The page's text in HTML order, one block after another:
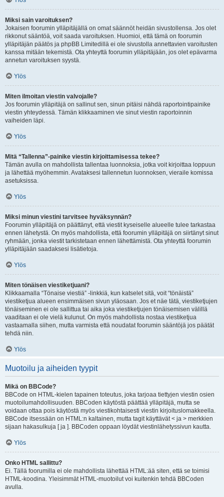
Miksi sain varoituksen?
Jokaisen foorumin ylläpitäjällä on omat säännöt heidän sivustollensa. Jos olet
rikkonut sääntöä, voit saada varoituksen. Huomioi, että tämä on foorumin
ylläpitäjän päätös ja phpBB Limitedillä ei ole sivustolla annettavien varoitusten
kanssa mitään tekemistä. Ota yhteyttä foorumin ylläpitäjään, jos olet epävarma
annetun varoituksen syystä.
Ylös
Miten ilmoitan viestin valvojalle?
Jos foorumin ylläpitäjä on sallinut sen, sinun pitäisi nähdä raportointipainike
viestin yhteydessä. Tämän klikkaaminen vie sinut viestin raportoinnin
vaiheiden läpi.
Ylös
Mitä “Tallenna”-painike viestin kirjoittamisessa tekee?
Tämän avulla on mahdollista tallentaa luonnoksia, jotka voit kirjoittaa loppuun
ja lähettää myöhemmin. Avataksesi tallennetun luonnoksen, vieraile komissa
asetuksissa.
Ylös
Miksi minun viestini tarvitsee hyväksynnän?
Foorumin ylläpitäjä on päättänyt, että viestit kyseiselle alueelle tulee tarkastaa
ennen lähetystä. On myös mahdollista, että foorumin ylläpitäjä on siirtänyt sinut
ryhmään, jonka viestit tarkistetaan ennen lähettämistä. Ota yhteyttä foorumin
ylläpitäjään saadaksesi lisätietoja.
Ylös
Miten tönäisen viestiketjuani?
Klikkaamalla “Tönaise viestiä” -linkkiä, kun katselet sitä, voit “tönäistä”
viestiketjua alueen ensimmäisen sivun yläosaan. Jos et näe tätä, viestiketjujen
tönäiseminen ei ole sallittua tai aika joka viestiketjujen tönäisemisen välillä
vaaditaan ei ole vielä kulunut. On myös mahdollista nostaa viestiketjua
vastaamalla siihen, mutta varmista että noudatat foorumin sääntöjä jos päätät
tehdä niin.
Ylös
Muotoilu ja aiheiden tyypit
Mikä on BBCode?
BBCode on HTML-kielen tapainen toteutus, joka tarjoaa tiettyjen viestin osien
muotoilumahdollisuuden. BBCoden käytöstä päättää ylläpitäjä, mutta se
voidaan ottaa pois käytöstä myös viestikohtaisesti viestin kirjoituslomakkeella.
BBCode itsessään on HTML:n kaltainen, mutta tagit käyttävät < ja > merkkien
sijaan hakasulkuja [ ja ]. BBCoden oppaan löydät viestinlähetyssivun kautta.
Ylös
Onko HTML sallittu?
Ei. Tällä foorumilla ei ole mahdollista lähettää HTML:ää siten, että se toimisi
HTML-koodina. Yleisimmät HTML-muotoilut voi kuitenkin tehdä BBCoden
avulla.